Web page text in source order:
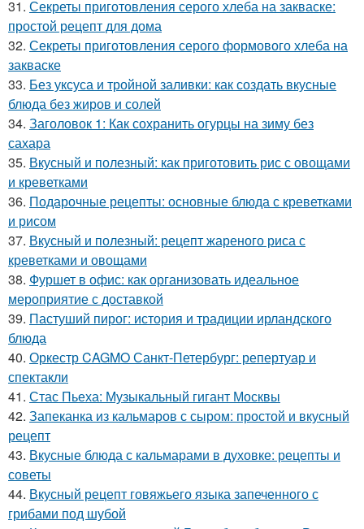
31. Секреты приготовления серого хлеба на закваске:
простой рецепт для дома
32. Секреты приготовления серого формового хлеба на
закваске
33. Без уксуса и тройной заливки: как создать вкусные
блюда без жиров и солей
34. Заголовок 1: Как сохранить огурцы на зиму без
сахара
35. Вкусный и полезный: как приготовить рис с овощами
и креветками
36. Подарочные рецепты: основные блюда с креветками
и рисом
37. Вкусный и полезный: рецепт жареного риса с
креветками и овощами
38. Фуршет в офис: как организовать идеальное
мероприятие с доставкой
39. Пастуший пирог: история и традиции ирландского
блюда
40. Оркестр CAGMO Санкт-Петербург: репертуар и
спектакли
41. Стас Пьеха: Музыкальный гигант Москвы
42. Запеканка из кальмаров с сыром: простой и вкусный
рецепт
43. Вкусные блюда с кальмарами в духовке: рецепты и
советы
44. Вкусный рецепт говяжьего языка запеченного с
грибами под шубой